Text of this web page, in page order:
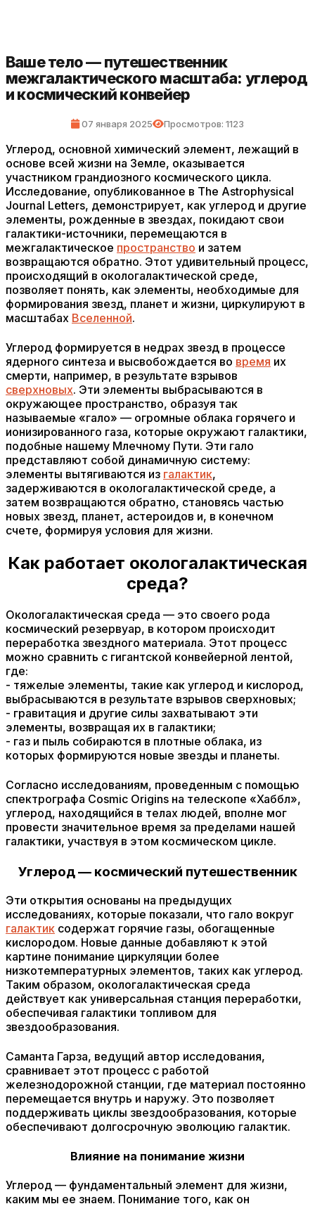
Ваше тело — путешественник
межгалактического масштаба: углерод
и космический конвейер
07 января 2025 Просмотров: 1123
Углерод, основной химический элемент, лежащий в
основе всей жизни на Земле, оказывается
участником грандиозного космического цикла.
Исследование, опубликованное в The Astrophysical
Journal Letters, демонстрирует, как углерод и другие
элементы, рожденные в звездах, покидают свои
галактики-источники, перемещаются в
межгалактическое пространство и затем
возвращаются обратно. Этот удивительный процесс,
происходящий в окологалактической среде,
позволяет понять, как элементы, необходимые для
формирования звезд, планет и жизни, циркулируют в
масштабах Вселенной.
Углерод формируется в недрах звезд в процессе
ядерного синтеза и высвобождается во время их
смерти, например, в результате взрывов
сверхновых. Эти элементы выбрасываются в
окружающее пространство, образуя так
называемые «гало» — огромные облака горячего и
ионизированного газа, которые окружают галактики,
подобные нашему Млечному Пути. Эти гало
представляют собой динамичную систему:
элементы вытягиваются из галактик,
задерживаются в окологалактической среде, а
затем возвращаются обратно, становясь частью
новых звезд, планет, астероидов и, в конечном
счете, формируя условия для жизни.
Как работает окологалактическая
среда?
Окологалактическая среда — это своего рода
космический резервуар, в котором происходит
переработка звездного материала. Этот процесс
можно сравнить с гигантской конвейерной лентой,
где:
- тяжелые элементы, такие как углерод и кислород,
выбрасываются в результате взрывов сверхновых;
- гравитация и другие силы захватывают эти
элементы, возвращая их в галактики;
- газ и пыль собираются в плотные облака, из
которых формируются новые звезды и планеты.
Согласно исследованиям, проведенным с помощью
спектрографа Cosmic Origins на телескопе «Хаббл»,
углерод, находящийся в телах людей, вполне мог
провести значительное время за пределами нашей
галактики, участвуя в этом космическом цикле.
Углерод — космический путешественник
Эти открытия основаны на предыдущих
исследованиях, которые показали, что гало вокруг
галактик содержат горячие газы, обогащенные
кислородом. Новые данные добавляют к этой
картине понимание циркуляции более
низкотемпературных элементов, таких как углерод.
Таким образом, окологалактическая среда
действует как универсальная станция переработки,
обеспечивая галактики топливом для
звездообразования.
Саманта Гарза, ведущий автор исследования,
сравнивает этот процесс с работой
железнодорожной станции, где материал постоянно
перемещается внутрь и наружу. Это позволяет
поддерживать циклы звездообразования, которые
обеспечивают долгосрочную эволюцию галактик.
Влияние на понимание жизни
Углерод — фундаментальный элемент для жизни,
каким мы ее знаем. Понимание того, как он